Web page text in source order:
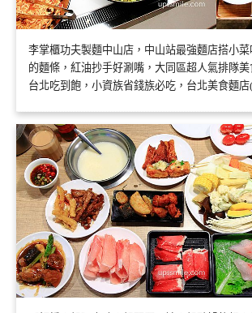
李掌櫃功夫製麵中山店，中山站最強麵店搭小
的麵條，紅油抄手好涮嘴，大同區超人氣排隊
台北吃到飽，小資族省錢族必吃，台北美食麵店